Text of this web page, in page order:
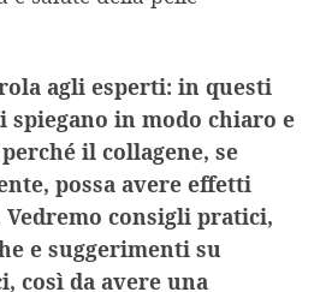
agli esperti: in questi
spiegano in modo chiaro e
il collagene, se
possa avere effetti
consigli pratici,
e suggerimenti su
così da avere una